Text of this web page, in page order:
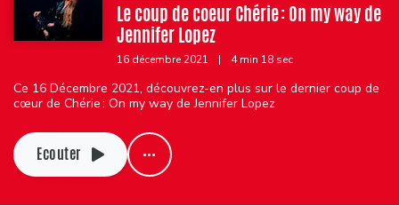
Le coup de coeur Chérie : On my way de
Jennifer Lopez
16 décembre 2021 | 4 min 18 sec
Ce 16 Décembre 2021, découvrez-en plus sur le dernier coup de
cœur de Chérie : On my way de Jennifer Lopez
Ecouter